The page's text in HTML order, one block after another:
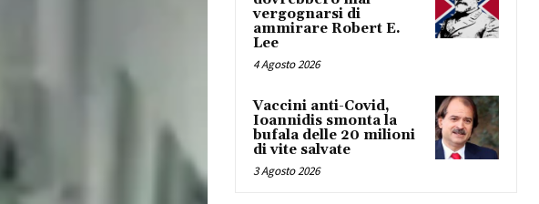
vergognarsi di
ammirare Robert E.
Lee
4 Agosto 2026
Vaccini anti-Covid,
Ioannidis smonta la
bufala delle 20 milioni
di vite salvate
3 Agosto 2026